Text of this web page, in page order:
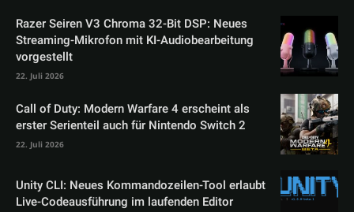
Razer Seiren V3 Chroma 32-Bit DSP: Neues
Streaming-Mikrofon mit KI-Audiobearbeitung
vorgestellt
22. Juli 2026
Call of Duty: Modern Warfare 4 erscheint als
erster Serienteil auch für Nintendo Switch 2
22. Juli 2026
Unity CLI: Neues Kommandozeilen-Tool erlaubt
Live-Codeausführung im laufenden Editor